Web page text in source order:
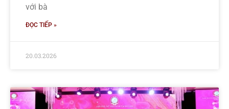
với bà
ĐỌC TIẾP »
20.03.2026